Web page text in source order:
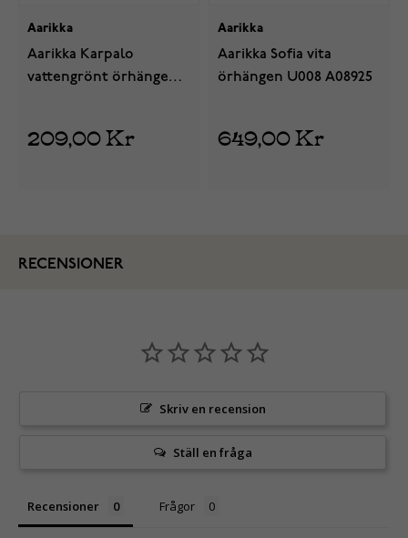
Aarikka
Aarikka Karpalo
vattengrönt örhängen
209,00 Kr
Aarikka
Aarikka Sofia vita
örhängen U008 A08925
649,00 Kr
RECENSIONER
Skriv en recension
Ställ en fråga
Recensioner Frågor